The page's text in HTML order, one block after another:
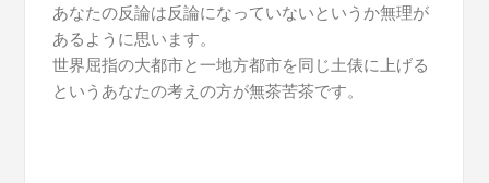
あなたの反論は反論になっていないというか無理が
あるように思います。
世界屈指の大都市と一地方都市を同じ土俵に上げる
というあなたの考えの方が無茶苦茶です。